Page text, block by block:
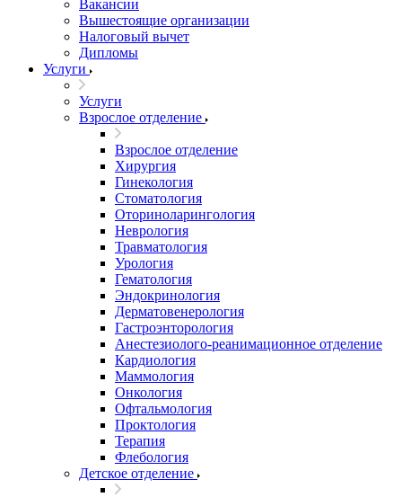
Вакансии
Вышестоящие организации
Налоговый вычет
Дипломы
Услуги
Услуги
Взрослое отделение
Взрослое отделение
Хирургия
Гинекология
Стоматология
Оториноларингология
Неврология
Травматология
Урология
Гематология
Эндокринология
Дерматовенерология
Гастроэнторология
Анестезиолого-реанимационное отделение
Кардиология
Маммология
Онкология
Офтальмология
Проктология
Терапия
Флебология
Детское отделение